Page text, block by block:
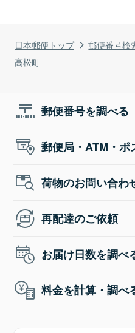
日本郵便トップ 郵便番号検
高松町
郵便番号を調べる
郵便局・ATM・ポ
荷物のお問い合わ
再配達のご依頼
お届け日数を調べ
料金を計算・調べ